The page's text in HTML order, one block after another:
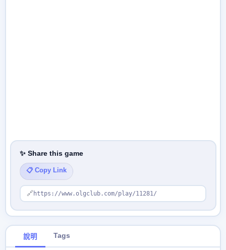
✨ Share this game
📋 Copy Link
🔗 https://www.olgclub.com/play/11281/
說明 Tags